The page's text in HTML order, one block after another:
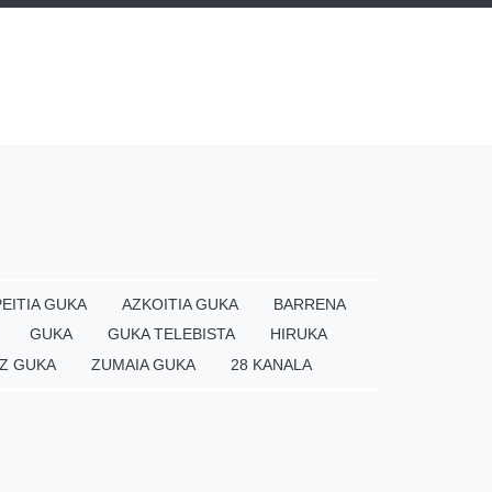
GUKA AZKOITIA GUKA
BARRENA
GUKA GUKA TELEBISTA
HIRUKA
GUKA ZUMAIA GUKA 28 KANALA